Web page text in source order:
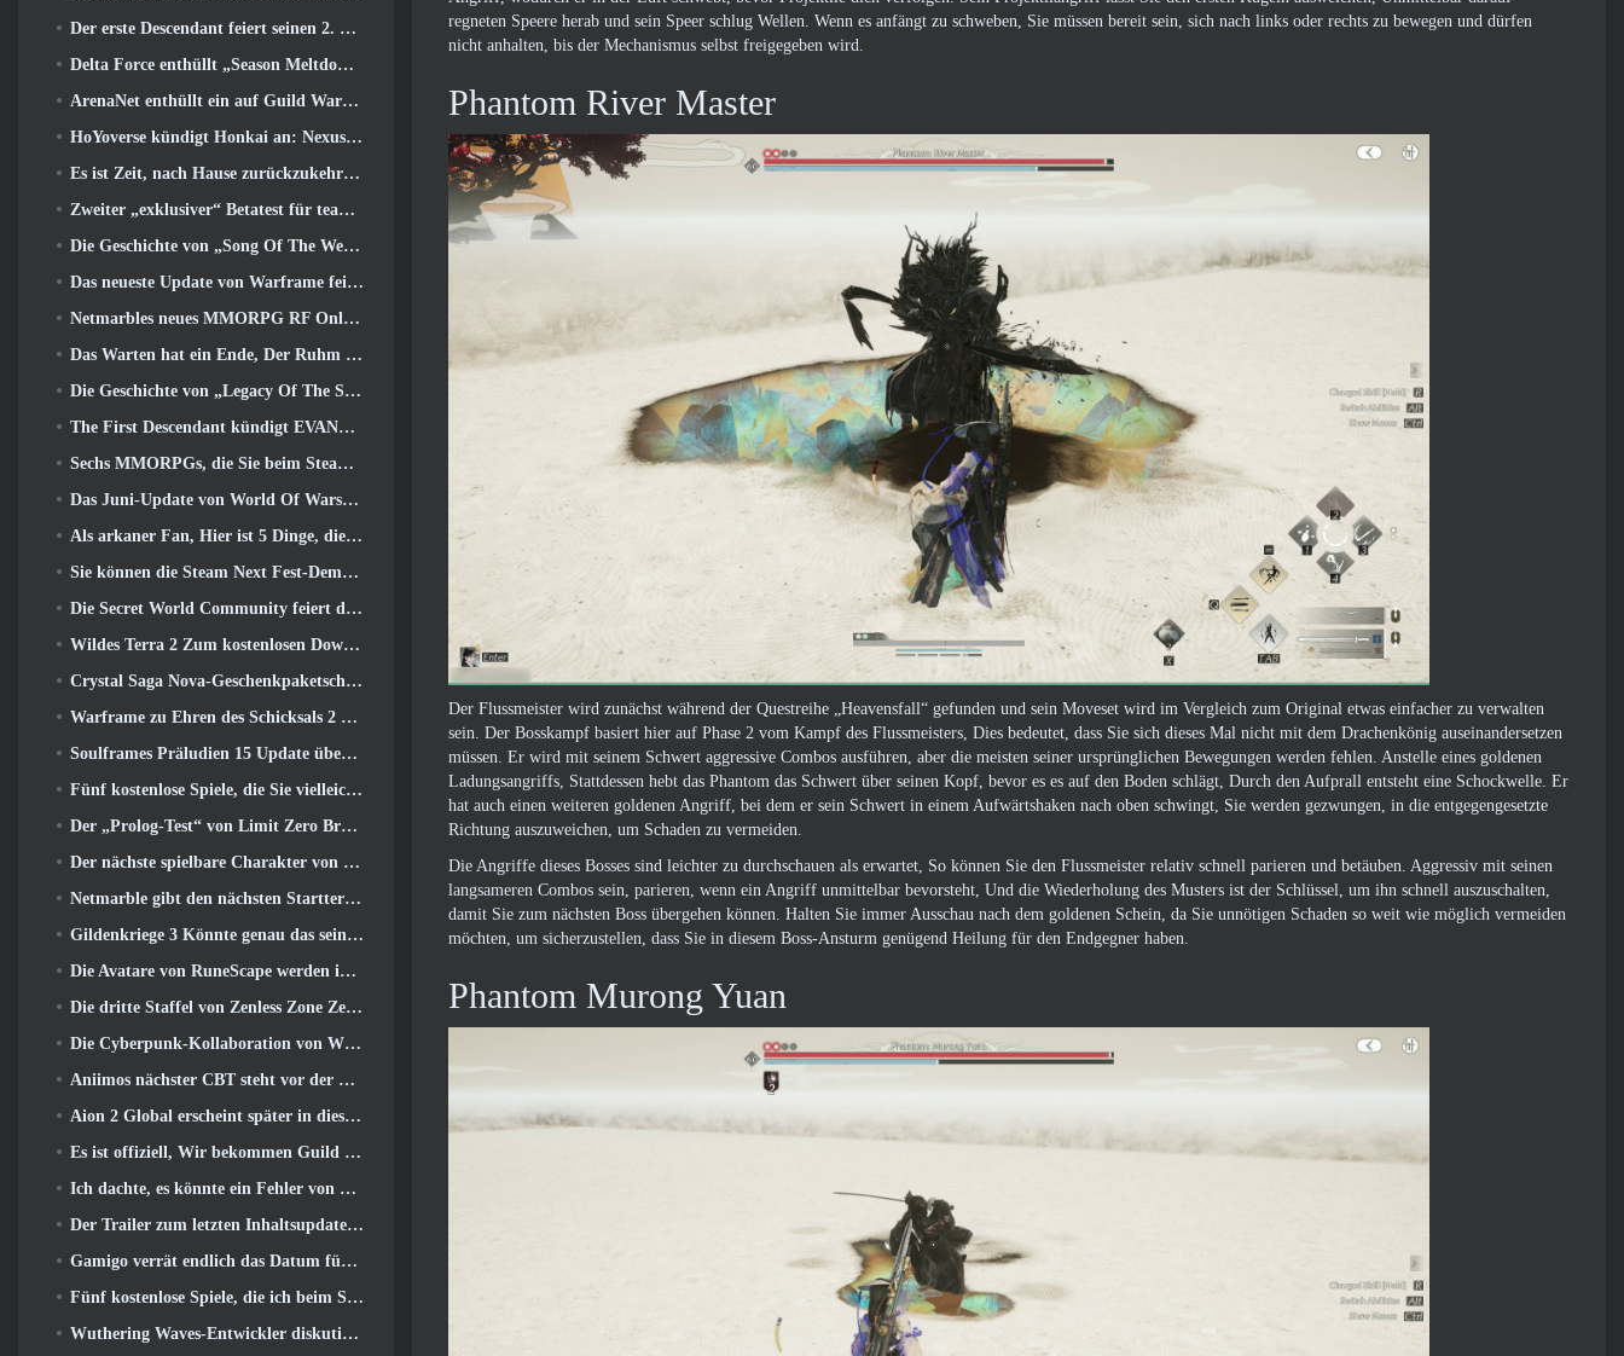
regneten Speere herab und sein Speer schlug Wellen. Wenn es anfängt zu schweben, Sie müssen bereit sein, sich nach links oder rechts zu bewegen und dürfen
nicht anhalten, bis der Mechanismus selbst freigegeben wird.
Phantom River Master
Der Flussmeister wird zunächst während der Questreihe „Heavensfall“ gefunden und sein Moveset wird im Vergleich zum Original etwas einfacher zu verwalten
sein. Der Bosskampf basiert hier auf Phase 2 vom Kampf des Flussmeisters, Dies bedeutet, dass Sie sich dieses Mal nicht mit dem Drachenkönig auseinandersetzen
müssen. Er wird mit seinem Schwert aggressive Combos ausführen, aber die meisten seiner ursprünglichen Bewegungen werden fehlen. Anstelle eines goldenen
Ladungsangriffs, Stattdessen hebt das Phantom das Schwert über seinen Kopf, bevor es es auf den Boden schlägt, Durch den Aufprall entsteht eine Schockwelle. Er
hat auch einen weiteren goldenen Angriff, bei dem er sein Schwert in einem Aufwärtshaken nach oben schwingt, Sie werden gezwungen, in die entgegengesetzte
Richtung auszuweichen, um Schaden zu vermeiden.
Die Angriffe dieses Bosses sind leichter zu durchschauen als erwartet, So können Sie den Flussmeister relativ schnell parieren und betäuben. Aggressiv mit seinen
langsameren Combos sein, parieren, wenn ein Angriff unmittelbar bevorsteht, Und die Wiederholung des Musters ist der Schlüssel, um ihn schnell auszuschalten,
damit Sie zum nächsten Boss übergehen können. Halten Sie immer Ausschau nach dem goldenen Schein, da Sie unnötigen Schaden so weit wie möglich vermeiden
möchten, um sicherzustellen, dass Sie in diesem Boss-Ansturm genügend Heilung für den Endgegner haben.
Phantom Murong Yuan
Der erste Descendant feiert seinen 2. Jahrestag mit dem Descendant Fest 2026 Strom
Delta Force enthüllt „Season Meltdown“, Kündigt die Zusammenarbeit mit Rainbow Six Siege an
ArenaNet enthüllt ein auf Guild Wars basierendes Kartenspiel, Nebelgebunden
HoYoverse kündigt Honkai an: Nexus-Anime „Evolutionstest“
Es ist Zeit, nach Hause zurückzukehren und den glückseligen Rückzugsort dort wiederherzustellen, wo sich die Winde treffen
Zweiter „exklusiver“ Betatest für teambasierte Survival-Shooter-Zeitfresser angekündigt
Die Geschichte von „Song Of The Welkin Moon“ von Genshin Impact geht zu Ende.. Auf dem Mond
Das neueste Update von Warframe feiert alle Space Dads
Netmarbles neues MMORPG RF Online Next mit Mech-Thema wird weltweit eingeführt
Das Warten hat ein Ende, Der Ruhm der Besiegten ist zurückgekehrt
Die Geschichte von „Legacy Of The Sith“ findet heute im neuesten Update von SWTOR ihren Abschluss
The First Descendant kündigt EVANGELION Collab-Event an
Sechs MMORPGs, die Sie beim Steam Next Fest ausprobieren können
Das Juni-Update von World Of Warships feiert den Unabhängigkeitstag der USA mit einer neuen Erzählkampagne
Als arkaner Fan, Hier ist 5 Dinge, die ich vom Riot-MMO sehen möchte
Sie können die Steam Next Fest-Demo von Embers Of The Uncrowned Tomorrow vorab herunterladen
Die Secret World Community feiert den 14. Jahrestag mit einem Rätsel, das sie gemeinsam lösen müssen
Wildes Terra 2 Zum kostenlosen Download verfügbar (Und behalten) Für eine begrenzte Zeit
Crystal Saga Nova-Geschenkpaketschlüssel als Geschenk
Warframe zu Ehren des Schicksals 2 Mit spezieller Aktivität und Titel im Spiel
Soulframes Präludien 15 Update überarbeitet Beute und Angeln
Fünf kostenlose Spiele, die Sie vielleicht während des Bullet Fests ausprobieren möchten
Der „Prolog-Test“ von Limit Zero Breakers beginnt heute
Der nächste spielbare Charakter von Overwatch scheint ein überarbeiteter Cyborg-Verbrecherboss zu sein
Netmarble gibt den nächsten Starttermin für Global RF Online bekannt
Gildenkriege 3 Könnte genau das sein, was die MMO-Branche gerade braucht
Die Avatare von RuneScape werden im größten visuellen Update des Spiels der letzten zehn Jahre überarbeitet
Die dritte Staffel von Zenless Zone Zero beginnt mit einer Reise zu einer Bangboo-Insel im Himmel, Und zur Steam-Plattform
Die Cyberpunk-Kollaboration von Wuthering Waves ist genau das, was ich mir von meinen Videospiel-Crossover-Events erwarte
Aniimos nächster CBT steht vor der Tür ... UND, Wir haben ein offizielles Startfenster
Aion 2 Global erscheint später in diesem Jahr auf Steam und Purple
Es ist offiziell, Wir bekommen Guild Wars 3
Ich dachte, es könnte ein Fehler von Neverness to Everness sein, das Porsche Collab Gacha Event so früh zu veranstalten, Aber ich habe mich geirrt
Der Trailer zum letzten Inhaltsupdate von Destiny 2 ist ein Aufschrei
Gamigo verrät endlich das Datum für die Rückkehr von Gloria Victis, Wird es das zweite Mal überleben??
Fünf kostenlose Spiele, die ich beim Summer Game Fest zu sehen hoffe
Wuthering Waves-Entwickler diskutieren über die Erstellung der Lahai-Roi-Mech-Kampfsequenz